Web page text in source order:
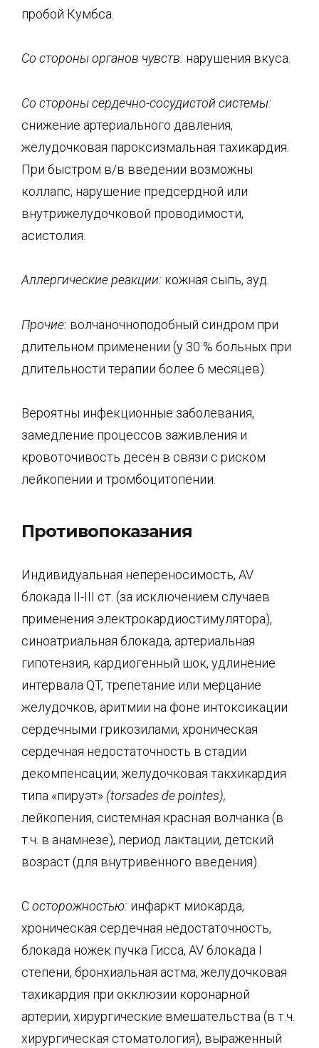
пробой Кумбса.
Со стороны органов чувств: нарушения вкуса.
Со сторонысердечно-сосудистой системы:
снижение артериального давления,
желудочковая пароксизмальная тахикардия.
При быстром в/в введении возможны
коллапс, нарушение предсердной или
внутрижелудочковой проводимости,
асистолия.
Аллергические реакции: кожная сыпь, зуд.
Прочие: волчаночноподобный синдром при
длительном применении (у 30 % больных при
длительности терапии более 6 месяцев).
Вероятны инфекционные заболевания,
замедление процессов заживления и
кровоточивость десен в связи с риском
лейкопении и тромбоцитопении.
Противопоказания
Индивидуальная непереносимость, AV
блокада II-III ст. (за исключением случаев
применения электрокардиостимулятора),
синоатриальная блокада, артериальная
гипотензия, кардиогенный шок, удлинение
интервала QT, трепетание или мерцание
желудочков, аритмии на фоне интоксикации
сердечными грикозилами, хроническая
сердечная недостаточность в стадии
декомпенсации, желудочковая такхикардия
типа «пируэт» (torsades depointes),
лейкопения, системная красная волчанка (в
т.ч. в анамнезе), период лактации, детский
возраст (для внутривенного введения).
Состорожностью: инфаркт миокарда,
хроническая сердечная недостаточность,
блокада ножек пучка Гисса, AV блокада I
степени, бронхиальная астма, желудочковая
тахикардия при окклюзии коронарной
артерии, хирургические вмешательства (в т.ч.
хирургическая стоматология), выраженный